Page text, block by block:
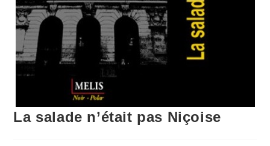
La salade n’était pas Niçoise